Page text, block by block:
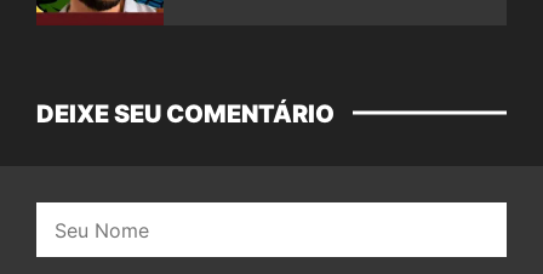
DEIXE SEU COMENTÁRIO